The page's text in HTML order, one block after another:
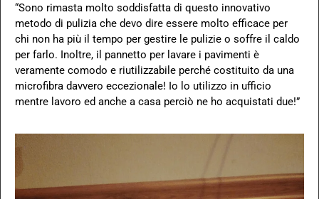
“Sono rimasta molto soddisfatta di questo innovativo
metodo di pulizia che devo dire essere molto efficace per
chi non ha più il tempo per gestire le pulizie o soffre il caldo
per farlo. Inoltre, il pannetto per lavare i pavimenti è
veramente comodo e riutilizzabile perché costituito da una
microfibra davvero eccezionale! Io lo utilizzo in ufficio
mentre lavoro ed anche a casa perciò ne ho acquistati due!”